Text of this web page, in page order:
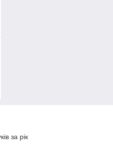
за рік